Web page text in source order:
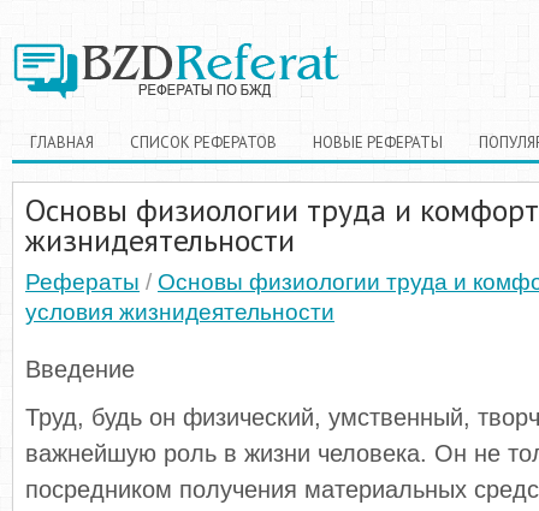
ГЛАВНАЯ СПИСОК РЕФЕРАТОВ НОВЫЕ РЕФЕРАТЫ
Основы физиологии труда и
жизнидеятельности
Рефераты / Основы физиологии труда и
условия жизнидеятельности
Введение
Труд, будь он физический, умственный,
важнейшую роль в жизни человека. Он не
посредником получения материальных